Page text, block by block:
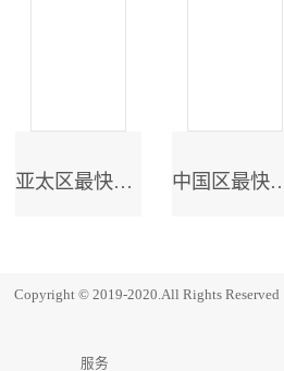
亚太区最快成长奖 中国区最
Copyright © 2019-2020.All Rights Reserved
服务